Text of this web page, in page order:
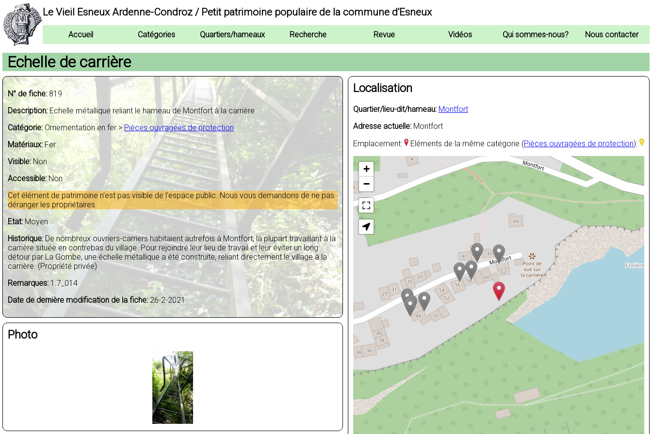
Le Vieil Esneux Ardenne-Condroz / Petit patrimoine populaire de la commune d'Esneux
Accueil Catégories Quartiers/hameaux Recherche Revue Vidéos Qui sommes-nous? Nous contacter
Echelle de carrière
N° de fiche: 819
Description:Echelle métallique reliant le hameau de Montfort à la carrière
Catégorie: Ornementation en fer > Pièces ouvragées de protection
Matériaux: Fer
Visible:Non
Accessible: Non
Cet élément de patrimoine n'est pas visible de l'espace public. Nous vous demandons de ne pas
déranger les propriétaires.
Etat:Moyen
Historique: De nombreux ouvriers-carriers habitaient autrefois à Montfort, la plupart travaillant à la
carrière située en contrebas du village. Pour rejoindre leur lieu de travail et leur éviter un long
détour par La Gombe, une échelle métallique a été construite, reliant directement le village à la
carrière. (Propriété privée)
Remarques: 1.7_014
Date de dernière modification de la fiche: 26-2-2021
Photo
Localisation
Quartier/lieu-dit/hameau: Montfort
Adresse actuelle:Montfort
Emplacement:
Eléments de la même catégorie (Pièces ouvragées de protection):
+
−